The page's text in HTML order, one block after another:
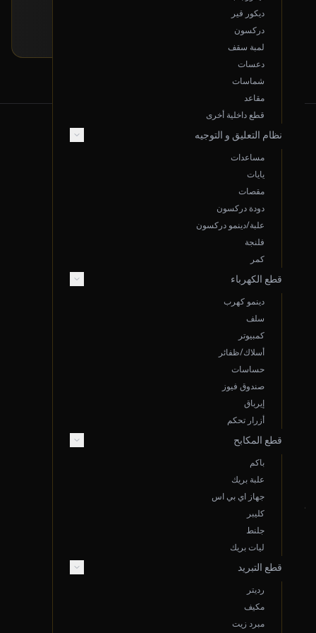
ديكور قير
دركسون
لمبة سقف
دعسات
شماسات
مقاعد
قطع داخلية أخرى
نظام التعليق و التوجيه
مساعدات
يايات
مقصات
دودة دركسون
علبة/دينمو دركسون
فلنجة
كمر
قطع الكهرباء
دينمو كهرب
سلف
كمبيوتر
أسلاك/ظفائر
حساسات
صندوق فيوز
إيرباق
أزرار تحكم
قطع المكابح
باكم
علبة بريك
جهاز اي بي اس
كليبر
جلنط
ليات بريك
قطع التبريد
رديتر
مكيف
مبرد زيت
إرسل لنا بياناتها و راح نبحث لك عنها!
من نحن
عن سوم.نت
الموقع: الدمام، المملكة العربية السعودية
البريد الإلكتروني Support@sooom.net
سجل تجاري 2050134107
روابط سريعة
سياسة الخصوصية
الشروط والأحكام
سياسة الشحن
الضمان والإرجاع
تواصل معنا
واتساب خدمة العملاء
الأحد - الخميس